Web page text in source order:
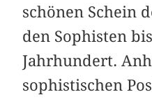
schönen Schein
den Sophisten
Jahrhundert.
sophistischen